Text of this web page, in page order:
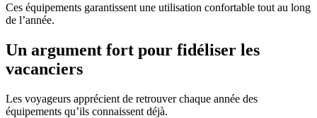
Ces équipements garantissent une utilisation confortable tout au long
de l’année.
Un argument fort pour fidéliser les
vacanciers
Les voyageurs apprécient de retrouver chaque année des
équipements qu’ils connaissent déjà.